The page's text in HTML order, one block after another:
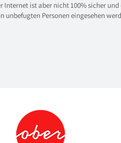
Internet ist aber nicht 100% sicher
unbefugten Personen eingesehen